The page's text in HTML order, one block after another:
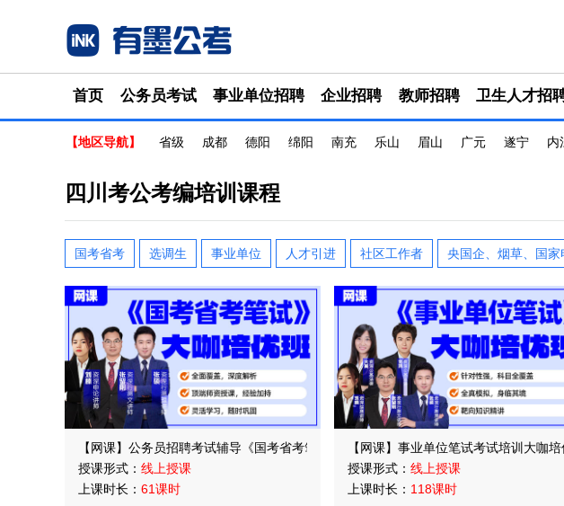
首页 公务员考试 事业单位招聘 企业招聘 教师招聘 卫生人才招
【地区导航】 省级 成都 德阳 绵阳 南充 乐山 眉山 广元 遂宁 内
四川考公考编培训课程
国考省考 选调生 事业单位 人才引进 社区工作者 央国企、烟草、国家
【网课】公务员招聘考试辅导《国考省考笔试》大咖培优班
授课形式： 线上授课
上课时长： 61课时
【网课】事业单位笔试考试培训大咖培
授课形式： 线上授课
上课时长： 118课时